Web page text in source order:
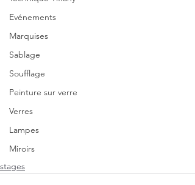
Evénements
Marquises
Sablage
Soufflage
Peinture sur verre
Verres
Lampes
Miroirs
stages